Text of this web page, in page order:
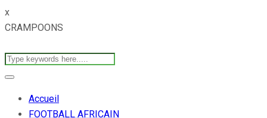
x
CRAMPOONS
Accueil
FOOTBALL AFRICAIN